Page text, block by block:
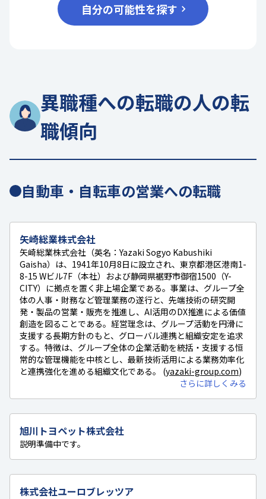
自分の可能性を探す
異職種への転職の人の転
職傾向
自動車・自転車の営業への転職
矢崎総業株式会社
矢崎総業株式会社（英名：Yazaki Sogyo Kabushiki
Gaisha）は、1941年10月8日に設立され、東京都港区港南1-
8-15 Wビル7F（本社）および静岡県裾野市御宿1500（Y-
CITY）に拠点を置く非上場企業である。事業は、グループ全
体の人事・財務など管理業務の遂行と、先端技術の研究開
発・製品の営業・販売を推進し、AI活用のDX推進による価値
創造を図ることである。経営理念は、グループ活動を円滑に
支援する長期方針のもと、グローバル連携と組織安定を追求
する。特徴は、グループ全体の企業活動を統括・支援する恒
常的な管理機能を中核とし、最新技術活用による業務効率化
と連携強化を進める組織文化である。 (yazaki-group.com)
さらに詳しくみる
旭川トヨペット株式会社
説明準備中です。
株式会社ユーロブレッツア